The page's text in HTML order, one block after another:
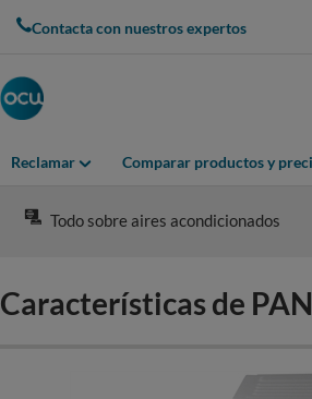
Contacta con nuestros expertos
Reclamar Comparar productos y
Todo sobre aires acondicionados
Características de